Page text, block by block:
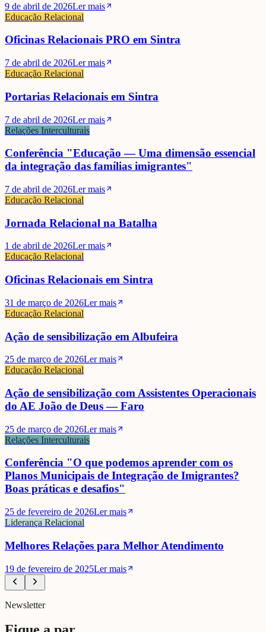
9 de abril de 2026Ler mais
Educação Relacional
Oficinas Relacionais PRO em Sintra
7 de abril de 2026Ler mais
Educação Relacional
Portarias Relacionais em Sintra
7 de abril de 2026Ler mais
Relações Interculturais
Conferência "Educação — Uma dimensão essencial
da integração das famílias imigrantes"
7 de abril de 2026Ler mais
Educação Relacional
Jornada Relacional na Batalha
1 de abril de 2026Ler mais
Educação Relacional
Oficinas Relacionais em Sintra
31 de março de 2026Ler mais
Educação Relacional
Ação de sensibilização em Albufeira
25 de março de 2026Ler mais
Educação Relacional
Ação de sensibilização com Assistentes Operacionais
do AE João de Deus — Faro
25 de março de 2026Ler mais
Relações Interculturais
Conferência "O que podemos aprender com os
Planos Municipais de Integração de Imigrantes?
Boas práticas e desafios"
25 de fevereiro de 2026Ler mais
Liderança Relacional
Melhores Relações para Melhor Atendimento
19 de fevereiro de 2025Ler mais
Newsletter